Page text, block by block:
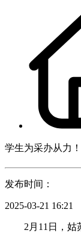
学生为采办从力
发布时间：
2025-03-21 16:21
2月11日，姑苏